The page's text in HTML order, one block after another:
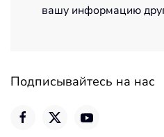
вашу информацию
Подписывайтесь на нас